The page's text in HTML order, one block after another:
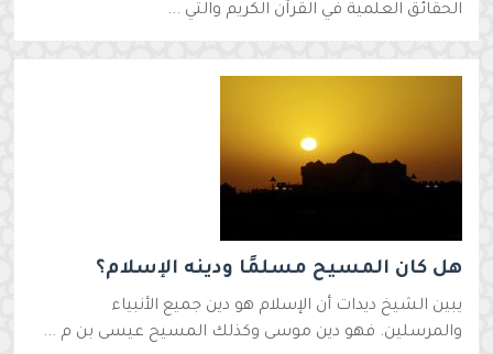
الحقائق العلمية في القرآن الكريم والتي ...
هل كان المسيح مسلمًا ودينه الإسلام؟
يبين الشيخ ديدات أن الإسلام هو دين جميع الأنبياء
والمرسلين. فهو دين موسى وكذلك المسيح عيسى بن م ...